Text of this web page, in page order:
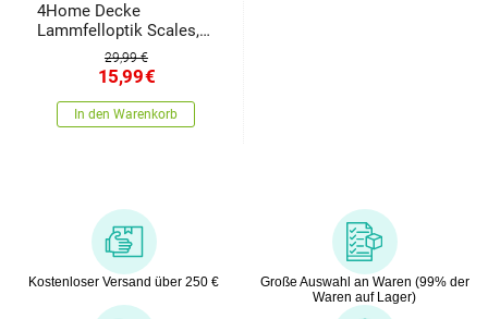
4Home Decke
Lammfelloptik Scales,
150 x 200 cm
29,99 €
15,99€
In den Warenkorb
Kostenloser Versand über 250 €
Große Auswahl an Waren (99% der
Waren auf Lager)